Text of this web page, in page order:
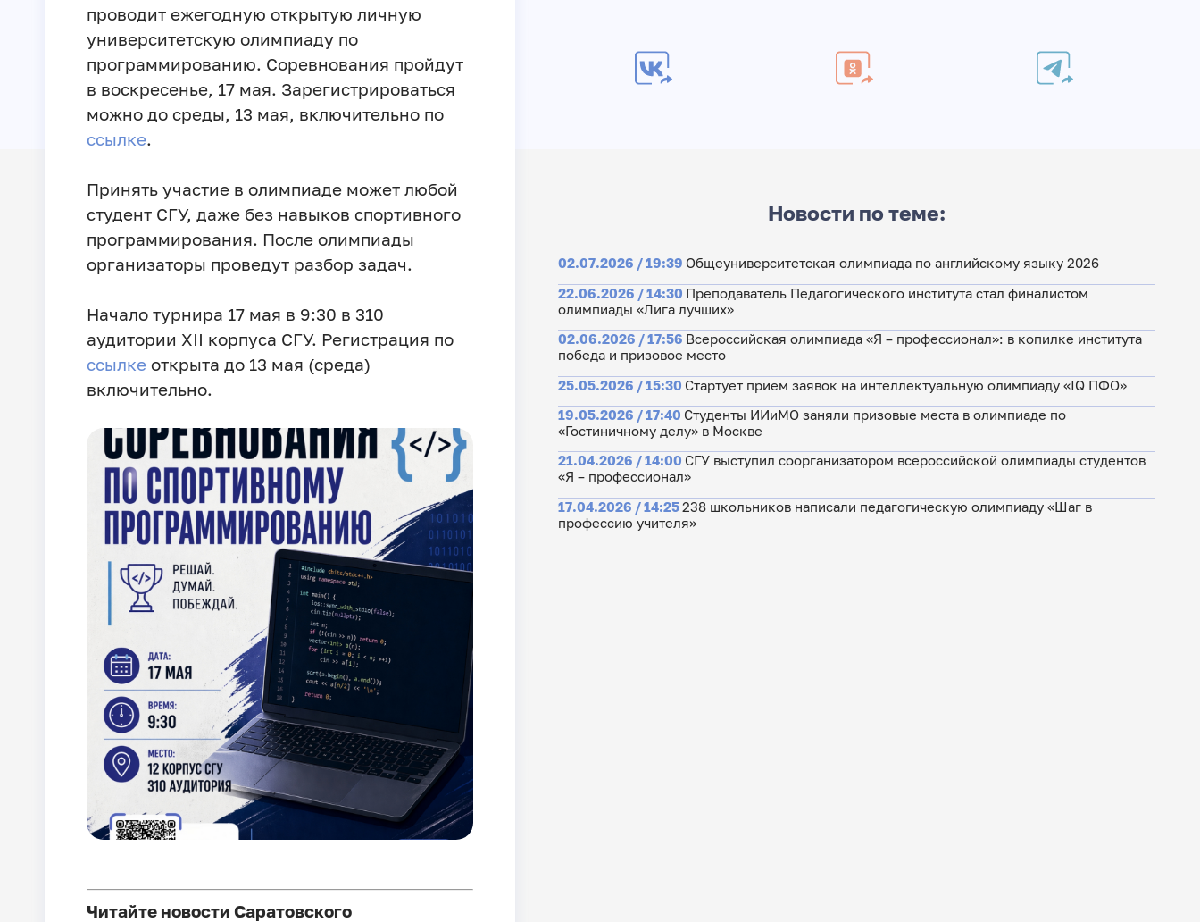
проводит ежегодную открытую личную
университетскую олимпиаду по
программированию. Соревнования пройдут
в воскресенье, 17 мая. Зарегистрироваться
можно до среды, 13 мая, включительно по
ссылке.
Принять участие в олимпиаде может любой
студент СГУ, даже без навыков спортивного
программирования. После олимпиады
организаторы проведут разбор задач.
Начало турнира 17 мая в 9:30 в 310
аудитории XII корпуса СГУ. Регистрация по
ссылке открыта до 13 мая (среда)
включительно.
Читайте новости Саратовского
Новости по теме:
02.07.2026 / 19:39 Общеуниверситетская олимпиада по английскому языку 2026
22.06.2026 / 14:30 Преподаватель Педагогического института стал финалистом
олимпиады «Лига лучших»
02.06.2026 / 17:56 Всероссийская олимпиада «Я – профессионал»: в копилке института
победа и призовое место
25.05.2026 / 15:30 Стартует прием заявок на интеллектуальную олимпиаду «IQ ПФО»
19.05.2026 / 17:40 Студенты ИИиМО заняли призовые места в олимпиаде по
«Гостиничному делу» в Москве
21.04.2026 / 14:00 СГУ выступил соорганизатором всероссийской олимпиады студентов
«Я – профессионал»
17.04.2026 / 14:25238 школьников написали педагогическую олимпиаду «Шаг в
профессию учителя»